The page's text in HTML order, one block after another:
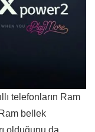
telefonların Ram
bellek
olduğunu da